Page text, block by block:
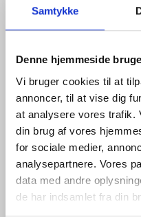
Samtykke
Denne hjemmeside
Vi bruger cookies til at
annoncer, til at vise dig
at analysere vores trafik.
din brug af vores
for sociale medier,
analysepartnere. Vores
data med andre
de har indsamlet fra din
0
3.975,00
(4.968,75 DKK)